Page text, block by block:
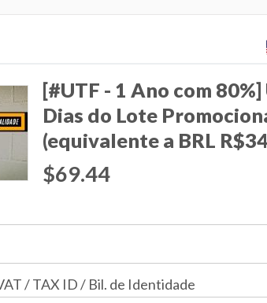
[#UTF - 1 Ano com
Dias do Lote
(equivalente a BRL
$69.44
/ TAX ID / Bil. de Identidade